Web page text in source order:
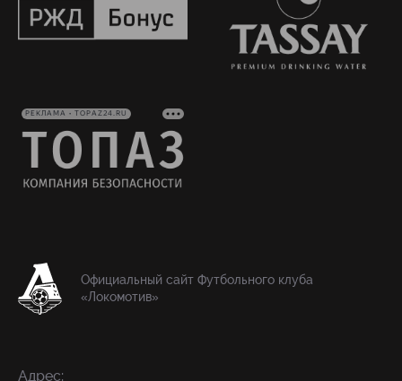
РЕКЛАМА • TOPAZ24.RU
Официальный сайт Футбольного клуба
«Локомотив»
Адрес: